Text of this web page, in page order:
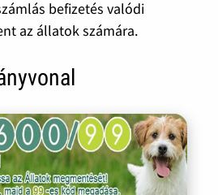
befizetés valódi
az állatok számára.